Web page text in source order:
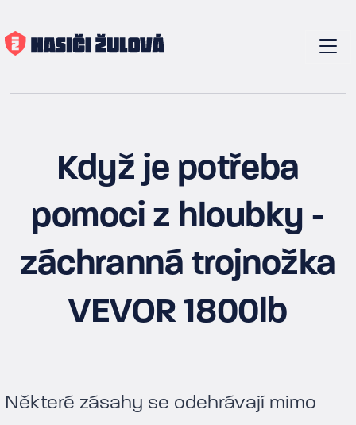
Když je potřeba
pomoci z hloubky -
záchranná trojnožka
VEVOR 1800lb
Některé zásahy se odehrávají mimo